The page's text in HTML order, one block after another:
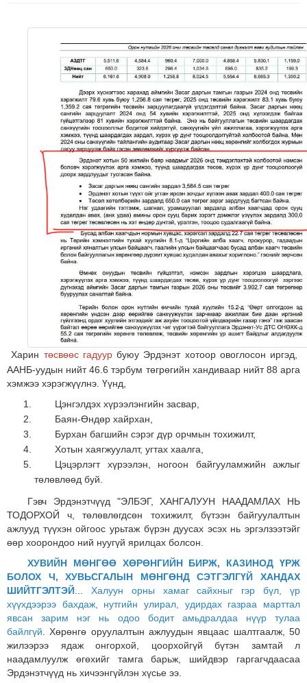
Харин төсвөөс гадуур буюу Эрдэнэт хотоор овоглосон иргэд,
ААНБ-уудын нийт 46.6 тэрбум төгрөгийн хандиваар нийт 88 арга
хэмжээ хэрэгжүүлнэ. Үүнд,
Цэнгэлдэх хүрээлэнгийн засвар,
Баян-Өндөр хайрхан,
Бурхан багшийн сэрэг дүр орчмын тохижилт,
Хотын хаягжуулалт, угтах хаалга,
Цэцэрлэгт хүрээлэн, ногоон байгууламжийн ажлыг
төлөвлөөд буй.
Гэвч Эрдэнэтчүүд "ЭЛБЭГ, ХАНГАЛУУН НААДАМЛАХ НЬ
ТОДОРХОЙ ч, төлөвлөгдсөн тохижилт, бүтээн байгуулалтын
ажлууд түүхэн ойгоос урьтаж бүрэн дуусах эсэх нь эргэлзээтэйг
өөр хоорондоо ний нуугүй ярилцах болсон.
ХУВИЙН МӨНГӨӨ ХӨРӨНГИЙН БИРЖ, КАЗИНОД ҮРЖ
БОЛОХ Ч, ХУВЬСГАЛЫН МӨНГӨНД СЭТГЭЛГҮЙ ХАНДАХ
ШИЙТГЭЛТЭЙ
Халуун орны хамаг сайхныг гэр бүл, үр
хүүхдээрээ бахдаж, нутгийн улирал, удирдах газраа марттал
явсан зарим нэг нь одоо бодит амьдралдаа нүүр тулаа
байлгүй . Хөрөнгө оруулалтын ажлуудын явцаас шалтгаалж, 50
жилээрээ ядаж онгорхой, цоорхойгүй бүтэн замтай л
наадамлуулж өгөхийг тамга барьж, шийдвэр гаргагчдаасаа
Эрдэнэтчүүд нь хичээнгүйлэн хүсье ээ.